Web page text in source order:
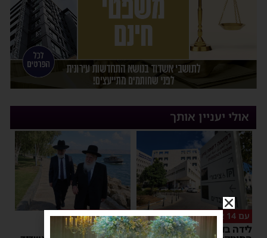
אולי יעניין אותך
עם 14 אנשי צוות רפואיים
לידה בדרך לבית החולים:
אסונות בין הזמנים
"אני מתחנן": קריאתו